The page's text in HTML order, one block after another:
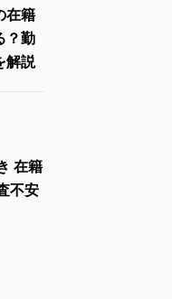
在籍
？勤
解説
在籍
不安